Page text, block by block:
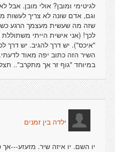
לגיטימי ומובן? אולי מובן. אבל
וגם, אדם שונה לא צריך לעשות
שזה מה שעשית מעצמך הרגע
לכך! (אני אישית הייתי
"איכס"). יש דרך להגיב. יש דרך
השיר הזה כתוב יפה מאוד
במיוחד "גוף זר אך מתקרב"..
ילדה בין זמנים
יו השם. יו איזה שיר. מזעזע---אך